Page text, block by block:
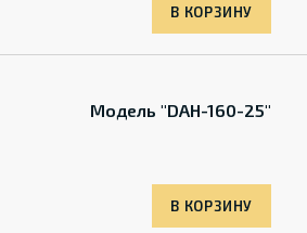
В КОРЗИНУ
Модель "DAH-160-25"
В КОРЗИНУ